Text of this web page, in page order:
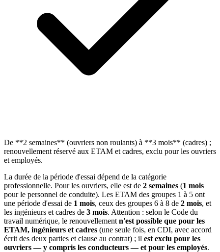
De **2 semaines** (ouvriers non roulants) à **3 mois** (cadres) ;
renouvellement réservé aux ETAM et cadres, exclu pour les ouvriers
et employés.
La durée de la période d'essai dépend de la catégorie
professionnelle. Pour les ouvriers, elle est de 2 semaines (1 mois
pour le personnel de conduite). Les ETAM des groupes 1 à 5 ont
une période d'essai de 1 mois, ceux des groupes 6 à 8 de 2 mois, et
les ingénieurs et cadres de 3 mois. Attention : selon le Code du
travail numérique, le renouvellement n'est possible que pour les
ETAM, ingénieurs et cadres (une seule fois, en CDI, avec accord
écrit des deux parties et clause au contrat) ; il est exclu pour les
ouvriers — y compris les conducteurs — et pour les employés.